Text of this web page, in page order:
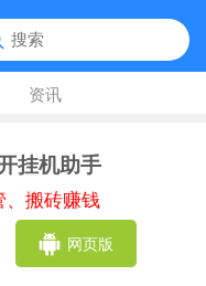
资讯
挂机助手
、搬砖赚钱
网页版